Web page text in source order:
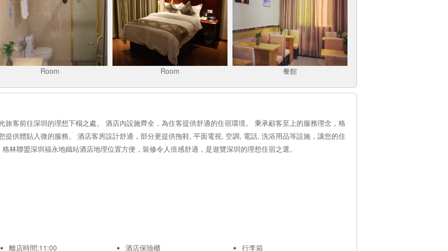
Room Room 餐館
旅客前往深圳的理想下榻之處。 酒店內設施齊全，為住客提供舒適的住宿環境。 秉承顧客至上的服務理念，格
提供體貼入微的服務。 酒店客房設計舒適，部分更提供拖鞋, 平面電視, 空調, 電話, 洗浴用品等設施，讓您的住
林聯盟深圳福永地鐵站酒店地理位置方便，裝修令人倍感舒適，是遊覽深圳的理想住宿之選。
離店時間:11:00 酒店保險櫃 行李箱